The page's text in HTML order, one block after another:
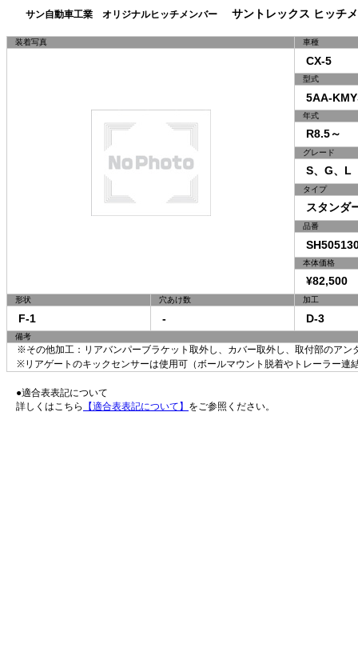
サン自動車工業 オリジナルヒッチメンバー サントレックス ヒッチ
装着写真 車種
CX-5
型式
5AA-
年式
R8.5～
グレード
S、G、L
タイプ
スタンダ
品番
本体価格
¥82,500
形状 穴あけ数 加工
F-1 - D-3
備考
※その他加工：リアバンパーブラケット取外し、カバー取外し、取付部のアン
※リアゲートのキックセンサーは使用可（ボールマウント脱着やトレーラー連
●適合表表記について
詳しくはこちら
【適合表表記について】 をご参照ください。